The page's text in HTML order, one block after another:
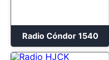
Radio Cóndor 1540